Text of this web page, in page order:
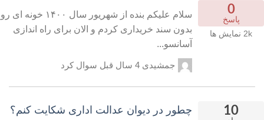
0
پاسخ
2k
نمایش ها
سلام علیکم بنده از شهریور سال ۱۴۰۰ خونه ای رو
بدون سند خریداری کردم و الان برای راه اندازی
آسانسو...
جمشیدی 4 سال قبل سوال کرد
10 چطور در دیوان عدالت اداری شکایت کنم؟